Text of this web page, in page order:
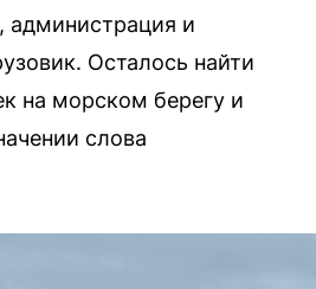
администрация и
Осталось найти
на морском берегу и
слова